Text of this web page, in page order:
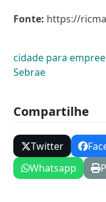
Fonte: https://
cidade para
Sebrae
Compartilhe
Twitter
Whatsapp